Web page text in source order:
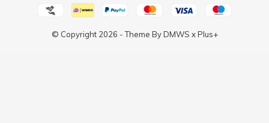
© Copyright 2026 - Theme ByDMWS xPlus+